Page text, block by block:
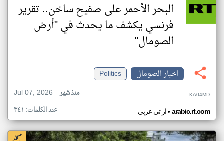
البحر الأحمر على صفيح ساخن.. تقرير
فرنسي يكشف ما يحدث في "أرض
الصومال"
اخبار الصومال
Politics
Jul 07, 2026
منذ شهر KA04MD
ار تي عربي• arabic.rt.com عدد الكلمات: ٣٤١